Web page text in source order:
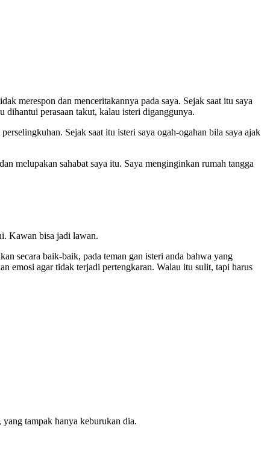
merespon dan menceritakannya pada saya. Sejak saat itu saya
perasaan takut, kalau isteri diganggunya.
Sejak saat itu isteri saya ogah-ogahan bila saya ajak
melupakan sahabat saya itu. Saya menginginkan rumah tangga
Kawan bisa jadi lawan.
secara baik-baik, pada teman gan isteri anda bahwa yang
emosi agar tidak terjadi pertengkaran. Walau itu sulit, tapi harus
tampak hanya keburukan dia.